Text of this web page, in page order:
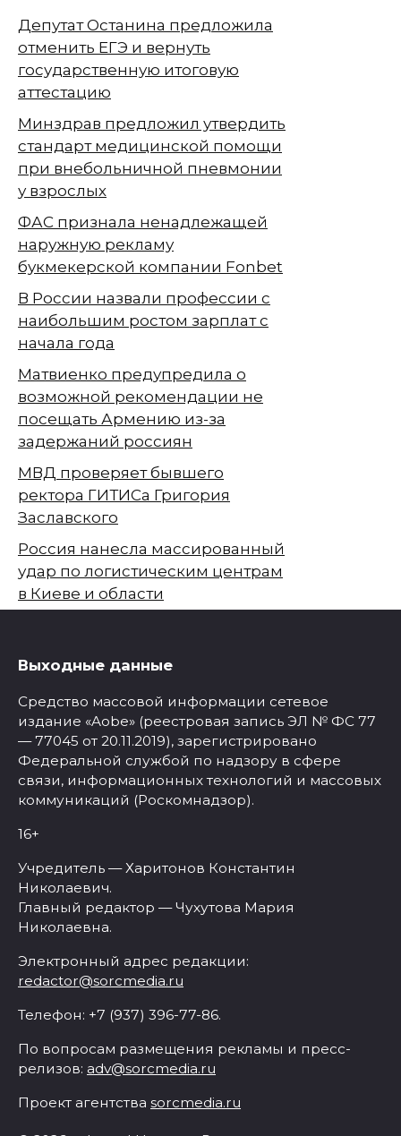
Депутат Останина предложила
отменить ЕГЭ и вернуть
государственную итоговую
аттестацию
Минздрав предложил утвердить
стандарт медицинской помощи
при внебольничной пневмонии
у взрослых
ФАС признала ненадлежащей
наружную рекламу
букмекерской компании Fonbet
В России назвали профессии с
наибольшим ростом зарплат с
начала года
Матвиенко предупредила о
возможной рекомендации не
посещать Армению из-за
задержаний россиян
МВД проверяет бывшего
ректора ГИТИСа Григория
Заславского
Россия нанесла массированный
удар по логистическим центрам
в Киеве и области
Выходные данные
Средство массовой информации сетевое
издание «Aobe» (реестровая запись ЭЛ № ФС 77
— 77045 от 20.11.2019), зарегистрировано
Федеральной службой по надзору в сфере
связи, информационных технологий и массовых
коммуникаций (Роскомнадзор).
16+
Учредитель — Харитонов Константин
Николаевич.
Главный редактор — Чухутова Мария
Николаевна.
Электронный адрес редакции:
redactor@sorcmedia.ru
Телефон: +7 (937) 396-77-86.
По вопросам размещения рекламы и пресс-
релизов: adv@sorcmedia.ru
Проект агентства sorcmedia.ru